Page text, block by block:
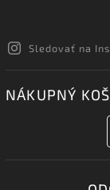
Sledovať na
NÁKUPNÝ